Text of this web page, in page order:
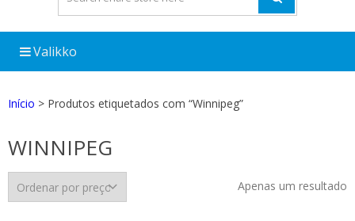
Valikko
Início > Produtos etiquetados com “Winnipeg”
WINNIPEG
Apenas um resultado